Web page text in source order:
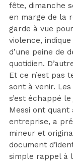
fête, dimanche
en marge de la
garde à vue
violence, indique
d’une peine de
quotidien.
Et ce n’est pas
sont à venir.
s’est échappé
Messi ont
entreprise, a
mineur et
document
simple rappel à